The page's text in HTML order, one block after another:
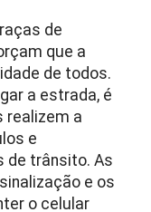
de
que a
de todos.
a estrada, é
realizem a
e
de trânsito. As
e os
o celular